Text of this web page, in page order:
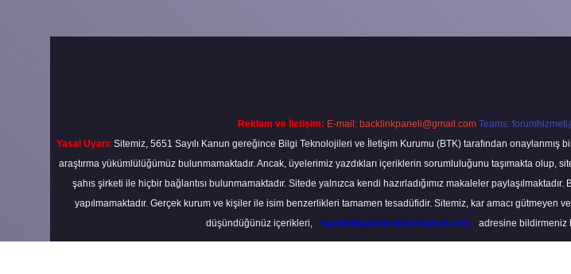
Reklam ve İletişim: E-mail: backlinkpaneli@gmail.com Teams:
Yasal Uyarı: Sitemiz, 5651 Sayılı Kanun gereğince Bilgi Teknolojileri ve İletişim Kurumu (BTK) tarafından
araştırma yükümlülüğümüz bulunmamaktadır. Ancak, üyelerimiz yazdıkları içeriklerin sorumluluğunu taşımakta
şahıs şirketi ile hiçbir bağlantısı bulunmamaktadır. Sitede yalnızca kendi hazırladığımız makaleler
yapılmamaktadır. Gerçek kurum ve kişiler ile isim benzerlikleri tamamen tesadüfidir. Sitemiz, kar amacı
düşündüğünüz içerikleri,
backlinkpanelicomtr@gmail.com adresine bildirmeniz